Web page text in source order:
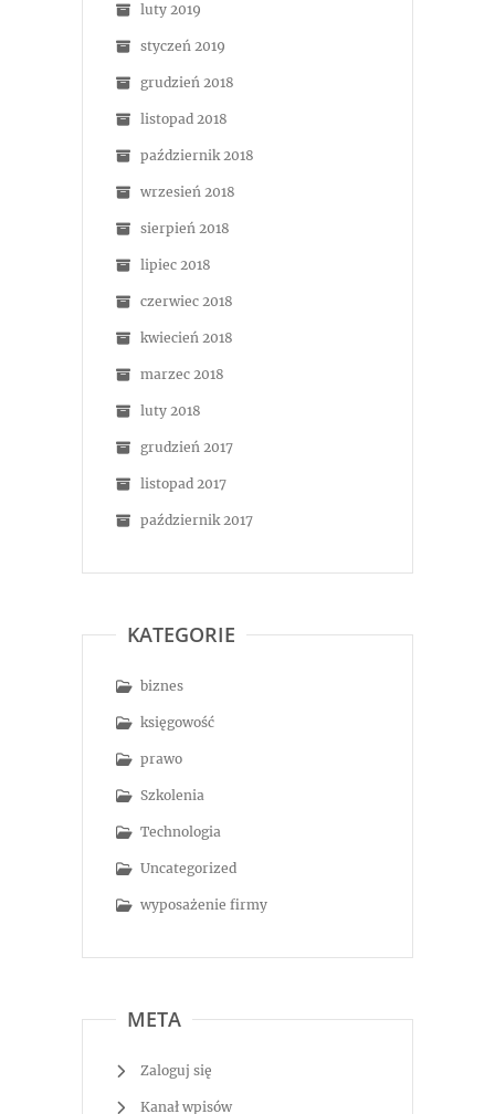
luty 2019
styczeń 2019
grudzień 2018
listopad 2018
październik 2018
wrzesień 2018
sierpień 2018
lipiec 2018
czerwiec 2018
kwiecień 2018
marzec 2018
luty 2018
grudzień 2017
listopad 2017
październik 2017
KATEGORIE
biznes
księgowość
prawo
Szkolenia
Technologia
Uncategorized
wyposażenie firmy
META
Zaloguj się
Kanał wpisów